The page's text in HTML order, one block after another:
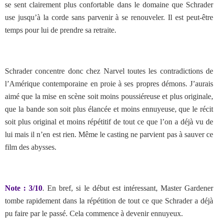
se sent clairement plus confortable dans le domaine que Schrader
use jusqu’à la corde sans parvenir à se renouveler. Il est peut-être
temps pour lui de prendre sa retraite.
Schrader concentre donc chez Narvel toutes les contradictions de
l’Amérique contemporaine en proie à ses propres démons. J’aurais
aimé que la mise en scène soit moins poussiéreuse et plus originale,
que la bande son soit plus élancée et moins ennuyeuse, que le récit
soit plus original et moins répétitif de tout ce que l’on a déjà vu de
lui mais il n’en est rien. Même le casting ne parvient pas à sauver ce
film des abysses.
Note : 3/10. En bref, si le début est intéressant, Master Gardener
tombe rapidement dans la répétition de tout ce que Schrader a déjà
pu faire par le passé. Cela commence à devenir ennuyeux.